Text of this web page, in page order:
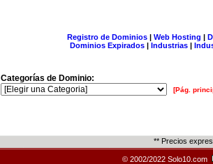
Registro de Dominios| Web Hosting |
Dominios Expirados | Industrias |
Categorías de Dominio:
[Pág.
** Precios
© 2002/2022 Solo10.com